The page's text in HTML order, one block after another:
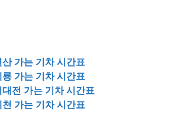
가는 기차 시간표
가는 기차 시간표
전 가는 기차 시간표
가는 기차 시간표